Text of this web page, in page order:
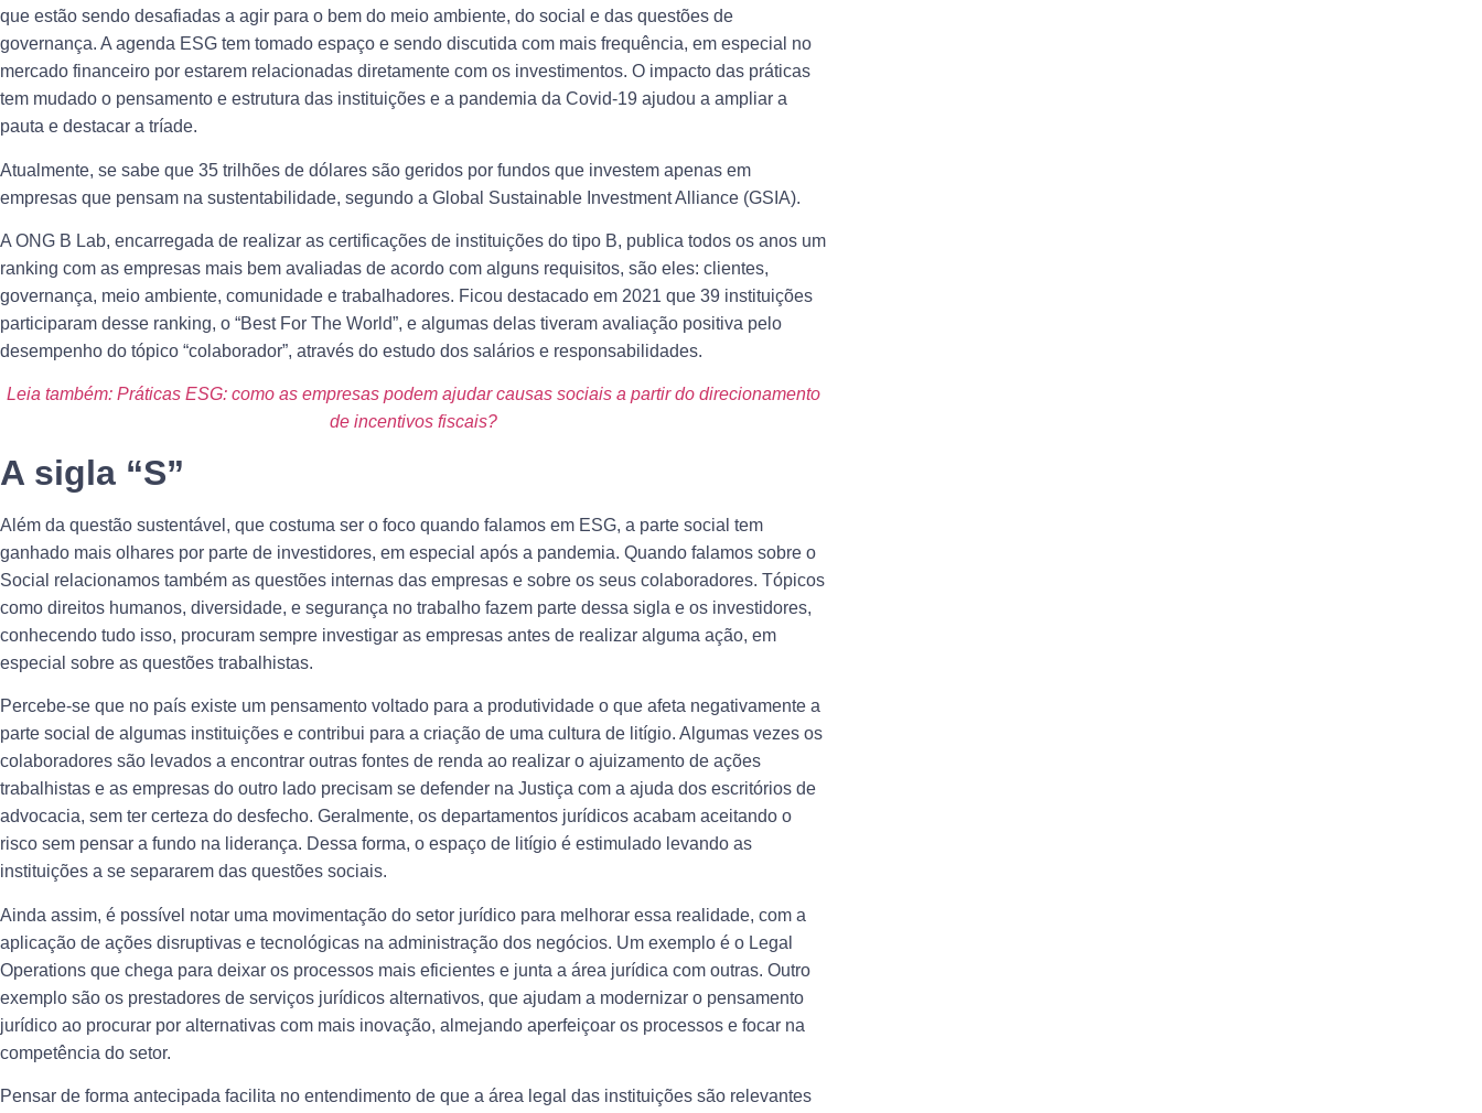
que estão sendo desafiadas a agir para o bem do meio ambiente, do social e das questões de
governança. A agenda ESG tem tomado espaço e sendo discutida com mais frequência, em especial no
mercado financeiro por estarem relacionadas diretamente com os investimentos. O impacto das práticas
tem mudado o pensamento e estrutura das instituições e a pandemia da Covid-19 ajudou a ampliar a
pauta e destacar a tríade.
Atualmente, se sabe que 35 trilhões de dólares são geridos por fundos que investem apenas em
empresas que pensam na sustentabilidade, segundo a Global Sustainable Investment Alliance (GSIA).
A ONG B Lab, encarregada de realizar as certificações de instituições do tipo B, publica todos os anos um
ranking com as empresas mais bem avaliadas de acordo com alguns requisitos, são eles: clientes,
governança, meio ambiente, comunidade e trabalhadores. Ficou destacado em 2021 que 39 instituições
participaram desse ranking, o “Best For The World”, e algumas delas tiveram avaliação positiva pelo
desempenho do tópico “colaborador”, através do estudo dos salários e responsabilidades.
Leia também: Práticas ESG: como as empresas podem ajudar causas sociais a partir do direcionamento
de incentivos fiscais?
A sigla “S”
Além da questão sustentável, que costuma ser o foco quando falamos em ESG, a parte social tem
ganhado mais olhares por parte de investidores, em especial após a pandemia. Quando falamos sobre o
Social relacionamos também as questões internas das empresas e sobre os seus colaboradores. Tópicos
como direitos humanos, diversidade, e segurança no trabalho fazem parte dessa sigla e os investidores,
conhecendo tudo isso, procuram sempre investigar as empresas antes de realizar alguma ação, em
especial sobre as questões trabalhistas.
Percebe-se que no país existe um pensamento voltado para a produtividade o que afeta negativamente a
parte social de algumas instituições e contribui para a criação de uma cultura de litígio. Algumas vezes os
colaboradores são levados a encontrar outras fontes de renda ao realizar o ajuizamento de ações
trabalhistas e as empresas do outro lado precisam se defender na Justiça com a ajuda dos escritórios de
advocacia, sem ter certeza do desfecho. Geralmente, os departamentos jurídicos acabam aceitando o
risco sem pensar a fundo na liderança. Dessa forma, o espaço de litígio é estimulado levando as
instituições a se separarem das questões sociais.
Ainda assim, é possível notar uma movimentação do setor jurídico para melhorar essa realidade, com a
aplicação de ações disruptivas e tecnológicas na administração dos negócios. Um exemplo é o Legal
Operations que chega para deixar os processos mais eficientes e junta a área jurídica com outras. Outro
exemplo são os prestadores de serviços jurídicos alternativos, que ajudam a modernizar o pensamento
jurídico ao procurar por alternativas com mais inovação, almejando aperfeiçoar os processos e focar na
competência do setor.
Pensar de forma antecipada facilita no entendimento de que a área legal das instituições são relevantes